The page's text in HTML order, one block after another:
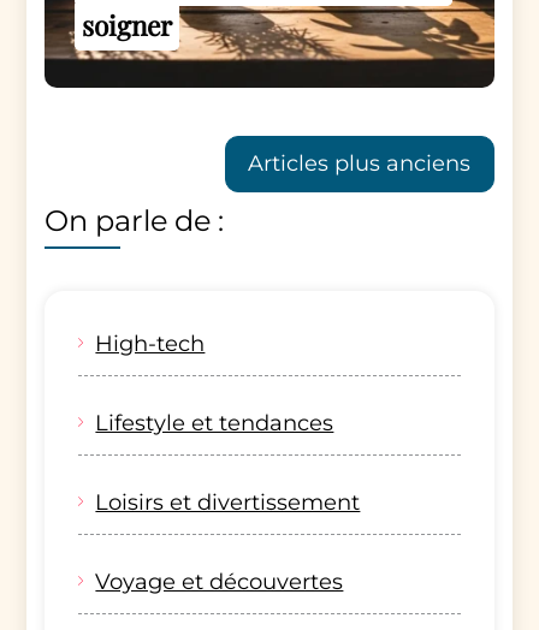
soigner
articles
Articles plus anciens
On parle de :
High-tech
Lifestyle et tendances
Loisirs et divertissement
Voyage et découvertes